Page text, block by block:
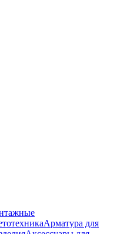
Арматура для